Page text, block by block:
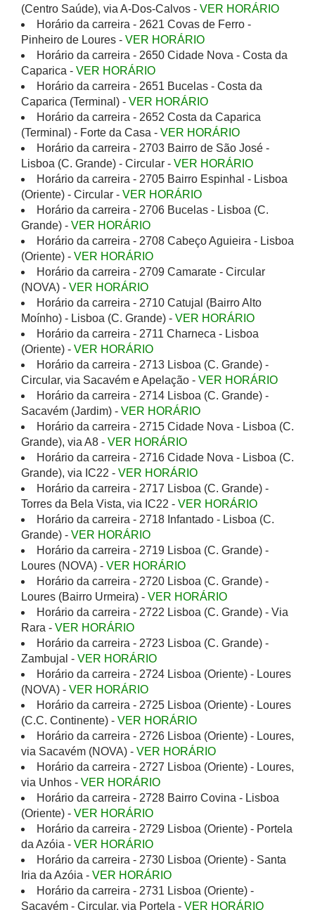
(Centro Saúde), via A-Dos-Calvos - VER HORÁRIO
Horário da carreira - 2621 Covas de Ferro -
Pinheiro de Loures - VER HORÁRIO
Horário da carreira - 2650 Cidade Nova - Costa da
Caparica - VER HORÁRIO
Horário da carreira - 2651 Bucelas - Costa da
Caparica (Terminal) - VER HORÁRIO
Horário da carreira - 2652 Costa da Caparica
(Terminal) - Forte da Casa - VER HORÁRIO
Horário da carreira - 2703 Bairro de São José -
Lisboa (C. Grande) - Circular - VER HORÁRIO
Horário da carreira - 2705 Bairro Espinhal - Lisboa
(Oriente) - Circular - VER HORÁRIO
Horário da carreira - 2706 Bucelas - Lisboa (C.
Grande) - VER HORÁRIO
Horário da carreira - 2708 Cabeço Aguieira - Lisboa
(Oriente) - VER HORÁRIO
Horário da carreira - 2709 Camarate - Circular
(NOVA) - VER HORÁRIO
Horário da carreira - 2710 Catujal (Bairro Alto
Moínho) - Lisboa (C. Grande) - VER HORÁRIO
Horário da carreira - 2711 Charneca - Lisboa
(Oriente) - VER HORÁRIO
Horário da carreira - 2713 Lisboa (C. Grande) -
Circular, via Sacavém e Apelação - VER HORÁRIO
Horário da carreira - 2714 Lisboa (C. Grande) -
Sacavém (Jardim) - VER HORÁRIO
Horário da carreira - 2715 Cidade Nova - Lisboa (C.
Grande), via A8 - VER HORÁRIO
Horário da carreira - 2716 Cidade Nova - Lisboa (C.
Grande), via IC22 - VER HORÁRIO
Horário da carreira - 2717 Lisboa (C. Grande) -
Torres da Bela Vista, via IC22 - VER HORÁRIO
Horário da carreira - 2718 Infantado - Lisboa (C.
Grande) - VER HORÁRIO
Horário da carreira - 2719 Lisboa (C. Grande) -
Loures (NOVA) - VER HORÁRIO
Horário da carreira - 2720 Lisboa (C. Grande) -
Loures (Bairro Urmeira) - VER HORÁRIO
Horário da carreira - 2722 Lisboa (C. Grande) - Via
Rara - VER HORÁRIO
Horário da carreira - 2723 Lisboa (C. Grande) -
Zambujal - VER HORÁRIO
Horário da carreira - 2724 Lisboa (Oriente) - Loures
(NOVA) - VER HORÁRIO
Horário da carreira - 2725 Lisboa (Oriente) - Loures
(C.C. Continente) - VER HORÁRIO
Horário da carreira - 2726 Lisboa (Oriente) - Loures,
via Sacavém (NOVA) - VER HORÁRIO
Horário da carreira - 2727 Lisboa (Oriente) - Loures,
via Unhos - VER HORÁRIO
Horário da carreira - 2728 Bairro Covina - Lisboa
(Oriente) - VER HORÁRIO
Horário da carreira - 2729 Lisboa (Oriente) - Portela
da Azóia - VER HORÁRIO
Horário da carreira - 2730 Lisboa (Oriente) - Santa
Iria da Azóia - VER HORÁRIO
Horário da carreira - 2731 Lisboa (Oriente) -
Sacavém - Circular, via Portela - VER HORÁRIO